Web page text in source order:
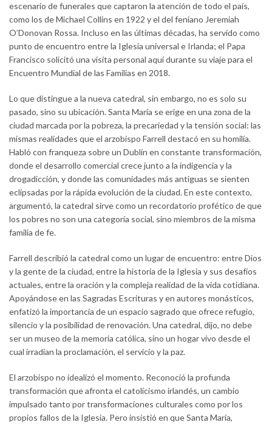
escenario de funerales que captaron la atención de todo el país,
como los de Michael Collins en 1922 y el del feniano Jeremiah
O’Donovan Rossa. Incluso en las últimas décadas, ha servido como
punto de encuentro entre la Iglesia universal e Irlanda; el Papa
Francisco solicitó una visita personal aquí durante su viaje para el
Encuentro Mundial de las Familias en 2018.
Lo que distingue a la nueva catedral, sin embargo, no es solo su
pasado, sino su ubicación. Santa María se erige en una zona de la
ciudad marcada por la pobreza, la precariedad y la tensión social: las
mismas realidades que el arzobispo Farrell destacó en su homilía.
Habló con franqueza sobre un Dublín en constante transformación,
donde el desarrollo comercial crece junto a la indigencia y la
drogadicción, y donde las comunidades más antiguas se sienten
eclipsadas por la rápida evolución de la ciudad. En este contexto,
argumentó, la catedral sirve como un recordatorio profético de que
los pobres no son una categoría social, sino miembros de la misma
familia de fe.
Farrell describió la catedral como un lugar de encuentro: entre Dios
y la gente de la ciudad, entre la historia de la Iglesia y sus desafíos
actuales, entre la oración y la compleja realidad de la vida cotidiana.
Apoyándose en las Sagradas Escrituras y en autores monásticos,
enfatizó la importancia de un espacio sagrado que ofrece refugio,
silencio y la posibilidad de renovación. Una catedral, dijo, no debe
ser un museo de la memoria católica, sino un hogar vivo desde el
cual irradian la proclamación, el servicio y la paz.
El arzobispo no idealizó el momento. Reconoció la profunda
transformación que afronta el catolicismo irlandés, un cambio
impulsado tanto por transformaciones culturales como por los
propios fallos de la Iglesia. Pero insistió en que Santa María,